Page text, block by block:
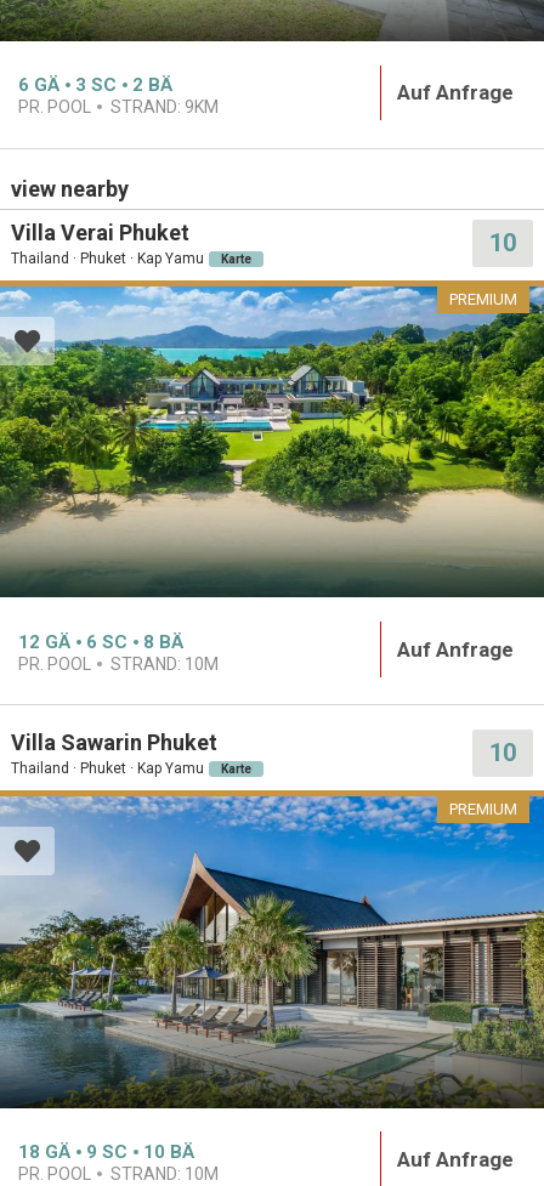
6 GÄ 3 SC 2 BÄ
PR. POOL STRAND: 9KM
Auf Anfrage
view nearby
Villa Verai Phuket
Thailand · Phuket · Kap Yamu Karte
10
PREMIUM
12 GÄ 6 SC 8 BÄ
PR. POOL STRAND: 10M
Auf Anfrage
Villa Sawarin Phuket
Thailand · Phuket · Kap Yamu Karte
10
PREMIUM
18 GÄ 9 SC 10 BÄ
PR. POOL STRAND: 10M
Auf Anfrage